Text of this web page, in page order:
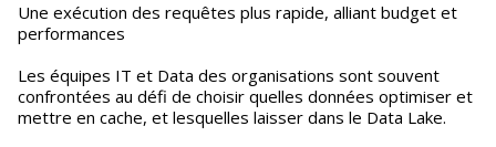
Une exécution des requêtes plus rapide, alliant budget et
performances
Les équipes IT et Data des organisations sont souvent
confrontées au défi de choisir quelles données optimiser et
mettre en cache, et lesquelles laisser dans le Data Lake.